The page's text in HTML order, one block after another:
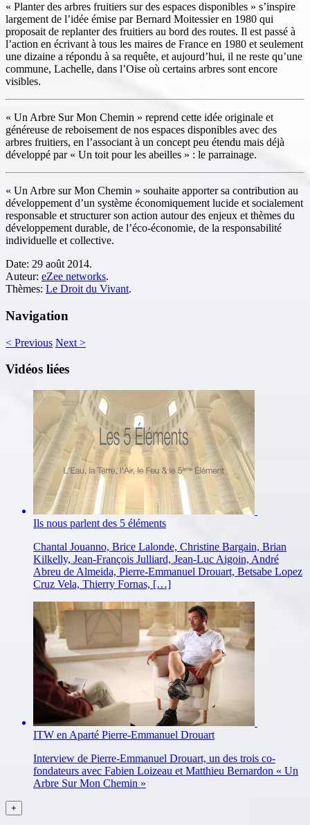
« Planter des arbres fruitiers sur des espaces disponibles » s’inspire
largement de l’idée émise par Bernard Moitessier en 1980 qui
proposait de replanter des fruitiers au bord des routes. Il est passé à
l’action en écrivant à tous les maires de France en 1980 et seulement
une dizaine a répondu à sa requête, et aujourd’hui, il ne reste qu’une
commune, Lachelle, dans l’Oise où certains arbres sont encore
visibles.
« Un Arbre Sur Mon Chemin » reprend cette idée originale et
généreuse de reboisement de nos espaces disponibles avec des
arbres fruitiers, en l’associant à un concept peu étendu mais déjà
développé par « Un toit pour les abeilles » : le parrainage.
« Un Arbre sur Mon Chemin » souhaite apporter sa contribution au
développement d’un système économiquement lucide et socialement
responsable et structurer son action autour des enjeux et thèmes du
développement durable, de l’éco-économie, de la responsabilité
individuelle et collective.
Date: 29 août 2014.
Auteur: eZee networks.
Thèmes: Le Droit du Vivant.
Navigation
< Previous Next >
Vidéos liées
Ils nous parlent des 5 éléments
Chantal Jouanno, Brice Lalonde, Christine Bargain, Brian
Kilkelly, Jean-François Julliard, Jean-Luc Aigoin, André
Abreu de Almeida, Pierre-Emmanuel Drouart, Betsabe Lopez
Cruz Vela, Thierry Fornas, […]
ITW en Aparté Pierre-Emmanuel Drouart
Interview de Pierre-Emmanuel Drouart, un des trois co-
fondateurs avec Fabien Loizeau et Matthieu Bernardon « Un
Arbre Sur Mon Chemin »